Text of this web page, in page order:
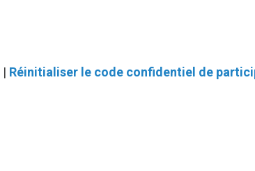
| Réinitialiser le code confidentiel de